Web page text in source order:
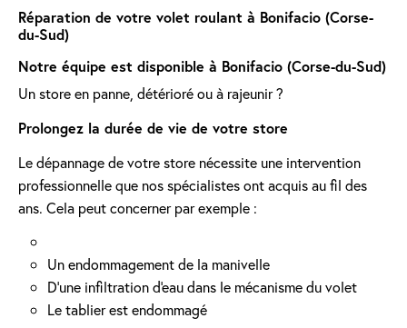
Réparation de votre volet roulant à Bonifacio (Corse-
du-Sud)
Notre équipe est disponible à Bonifacio (Corse-du-Sud)
Un store en panne, détérioré ou à rajeunir ?
Prolongez la durée de vie de votre store
Le dépannage de votre store nécessite une intervention
professionnelle que nos spécialistes ont acquis au fil des
ans. Cela peut concerner par exemple :
Un endommagement de la manivelle
D'une infiltration d'eau dans le mécanisme du volet
Le tablier est endommagé